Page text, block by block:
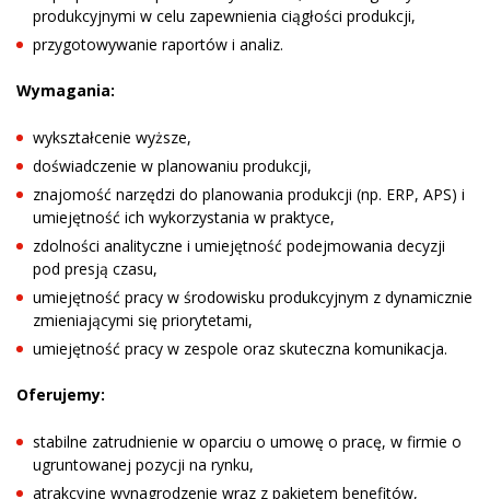
produkcyjnymi w celu zapewnienia ciągłości produkcji,
przygotowywanie raportów i analiz.
Wymagania:
wykształcenie wyższe,
doświadczenie w planowaniu produkcji,
znajomość narzędzi do planowania produkcji (np. ERP, APS) i
umiejętność ich wykorzystania w praktyce,
zdolności analityczne i umiejętność podejmowania decyzji
pod presją czasu,
umiejętność pracy w środowisku produkcyjnym z dynamicznie
zmieniającymi się priorytetami,
umiejętność pracy w zespole oraz skuteczna komunikacja.
Oferujemy:
stabilne zatrudnienie w oparciu o umowę o pracę, w firmie o
ugruntowanej pozycji na rynku,
atrakcyjne wynagrodzenie wraz z pakietem benefitów,